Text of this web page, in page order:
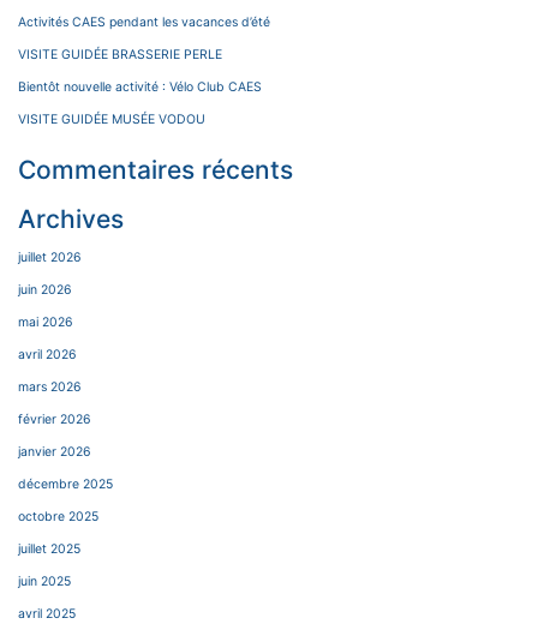
Activités CAES pendant les vacances d’été
VISITE GUIDÉE BRASSERIE PERLE
Bientôt nouvelle activité : Vélo Club CAES
VISITE GUIDÉE MUSÉE VODOU
Commentaires récents
Archives
juillet 2026
juin 2026
mai 2026
avril 2026
mars 2026
février 2026
janvier 2026
décembre 2025
octobre 2025
juillet 2025
juin 2025
avril 2025